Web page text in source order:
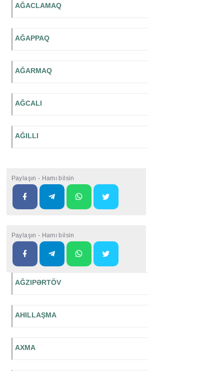
AĞACLAMAQ
AĞAPPAQ
AĞARMAQ
AĞCALI
AĞILLI
Paylaşın - Hamı bilsin
Paylaşın - Hamı bilsin
AĞZIPƏRTÖV
AHILLAŞMA
AXMA